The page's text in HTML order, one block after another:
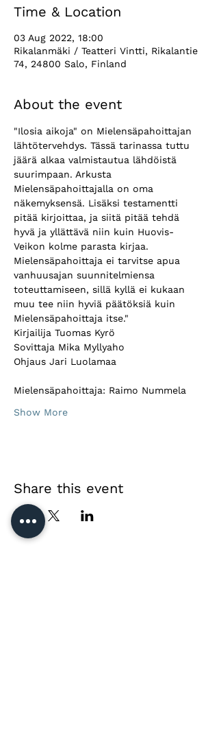
Time & Location
03 Aug 2022, 18:00
Rikalanmäki / Teatteri Vintti, Rikalantie
74, 24800 Salo, Finland
About the event
"Ilosia aikoja" on Mielensäpahoittajan
lähtötervehdys. Tässä tarinassa tuttu
jäärä alkaa valmistautua lähdöistä
suurimpaan. Arkusta
Mielensäpahoittajalla on oma
näkemyksensä. Lisäksi testamentti
pitää kirjoittaa, ja siitä pitää tehdä
hyvä ja yllättävä niin kuin Huovis-
Veikon kolme parasta kirjaa.
Mielensäpahoittaja ei tarvitse apua
vanhuusajan suunnitelmiensa
toteuttamiseen, sillä kyllä ei kukaan
muu tee niin hyviä päätöksiä kuin
Mielensäpahoittaja itse."
Kirjailija Tuomas Kyrö
Sovittaja Mika Myllyaho
Ohjaus Jari Luolamaa
Mielensäpahoittaja: Raimo Nummela
Show More
Share this event